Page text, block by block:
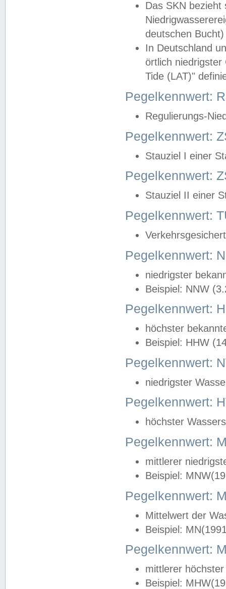
Das SKN
deutschen
In Deutschland
örtlich
Tide (LAT)"
Pegelkennwert:
Regulierungs-
Pegelkennwert:
Stauziel I einer
Pegelkennwert:
Stauziel II einer
Pegelkennwert:
Pegelkennwert:
niedrigster
Beispiel: NNW
Pegelkennwert:
höchster
Beispiel: HHW
Pegelkennwert:
niedrigster
Pegelkennwert:
höchster
Pegelkennwert:
mittlerer
Beispiel:
Pegelkennwert:
Mittelwert der
Beispiel:
Pegelkennwert:
mittlerer
Beispiel: